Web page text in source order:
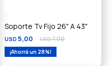
Soporte Tv Fijo 26" A 43"
USD 5,00 USD7,00
28